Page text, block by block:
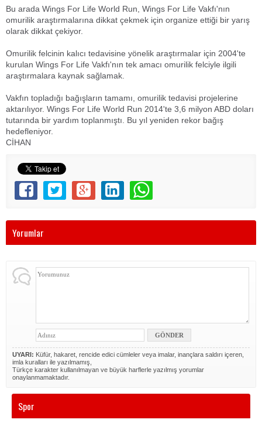
Bu arada Wings For Life World Run, Wings For Life Vakfı'nın
omurilik araştırmalarına dikkat çekmek için organize ettiği bir yarış
olarak dikkat çekiyor.
Omurilik felcinin kalıcı tedavisine yönelik araştırmalar için 2004'te
kurulan Wings For Life Vakfı'nın tek amacı omurilik felciyle ilgili
araştırmalara kaynak sağlamak.
Vakfın topladığı bağışların tamamı, omurilik tedavisi projelerine
aktarılıyor. Wings For Life World Run 2014'te 3,6 milyon ABD doları
tutarında bir yardım toplanmıştı. Bu yıl yeniden rekor bağış
hedefleniyor.
CİHAN
Yorumlar
UYARI: Küfür, hakaret, rencide edici cümleler veya imalar, inançlara saldırı içeren,
imla kuralları ile yazılmamış,
Türkçe karakter kullanılmayan ve büyük harflerle yazılmış yorumlar
onaylanmamaktadır.
Spor